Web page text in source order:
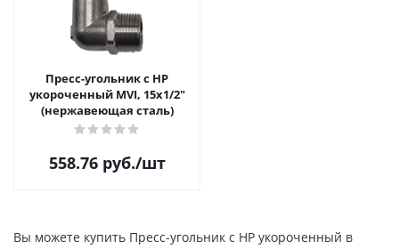
Пресс-угольник с НР
укороченный MVI, 15х1/2"
(нержавеющая сталь)
558.76руб./шт
Вы можете купить Пресс-угольник с НР укороченный в